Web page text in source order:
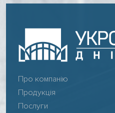
Про компанію
Продукція
Послуги